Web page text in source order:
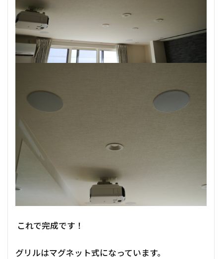
これで完成です！
グリルはマグネット式になっています。